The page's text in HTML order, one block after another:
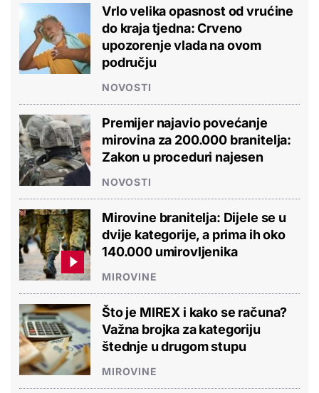
Vrlo velika opasnost od vrućine
do kraja tjedna: Crveno
upozorenje vlada na ovom
području
NOVOSTI
Premijer najavio povećanje
mirovina za 200.000 branitelja:
Zakon u proceduri najesen
NOVOSTI
Mirovine branitelja: Dijele se u
dvije kategorije, a prima ih oko
140.000 umirovljenika
MIROVINE
Što je MIREX i kako se računa?
Važna brojka za kategoriju
štednje u drugom stupu
MIROVINE